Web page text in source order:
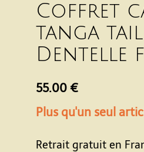
Coffret
tanga
Dentelle
55.00 €
Plus qu'un seul
Retrait gratuit en